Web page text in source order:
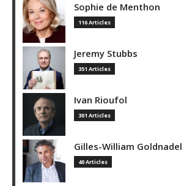
Sophie de Menthon
116 Articles
Jeremy Stubbs
351 Articles
Ivan Rioufol
301 Articles
Gilles-William Goldnadel
40 Articles